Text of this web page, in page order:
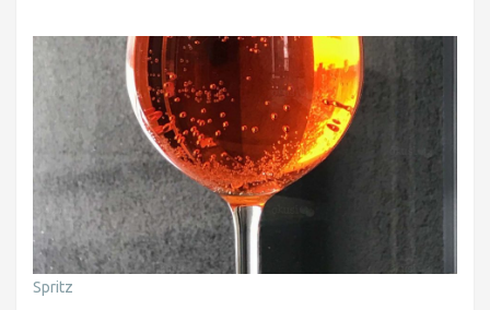
Spritz